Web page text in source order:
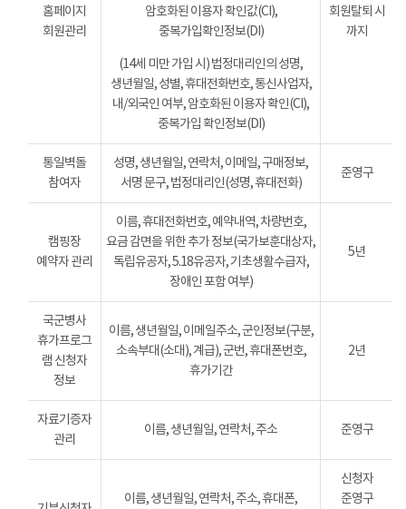
홈페이지
회원관리
암호화된 이용자 확인값(CI),
중복가입확인정보(DI)
(14세 미만 가입 시) 법정대리인의 성명,
생년월일, 성별, 휴대전화번호, 통신사업자,
내/외국인 여부, 암호화된 이용자 확인(CI),
중복가입 확인정보(DI)
회원탈퇴 시
까지
통일벽돌
참여자
성명, 생년월일, 연락처, 이메일, 구매정보,
서명 문구, 법정대리인(성명, 휴대전화)
준영구
캠핑장
예약자 관리
이름, 휴대전화번호, 예약내역, 차량번호,
요금 감면을 위한 추가 정보(국가보훈대상자,
독립유공자, 5.18유공자, 기초생활수급자,
장애인 포함 여부)
5년
국군병사
휴가프로그
램 신청자
정보
이름, 생년월일, 이메일주소, 군인정보(구분,
소속부대(소대), 계급), 군번, 휴대폰번호,
휴가기간
2년
자료기증자
관리
이름, 생년월일, 연락처, 주소 준영구
이름, 생년월일, 연락처, 주소, 휴대폰,
신청자
준영구